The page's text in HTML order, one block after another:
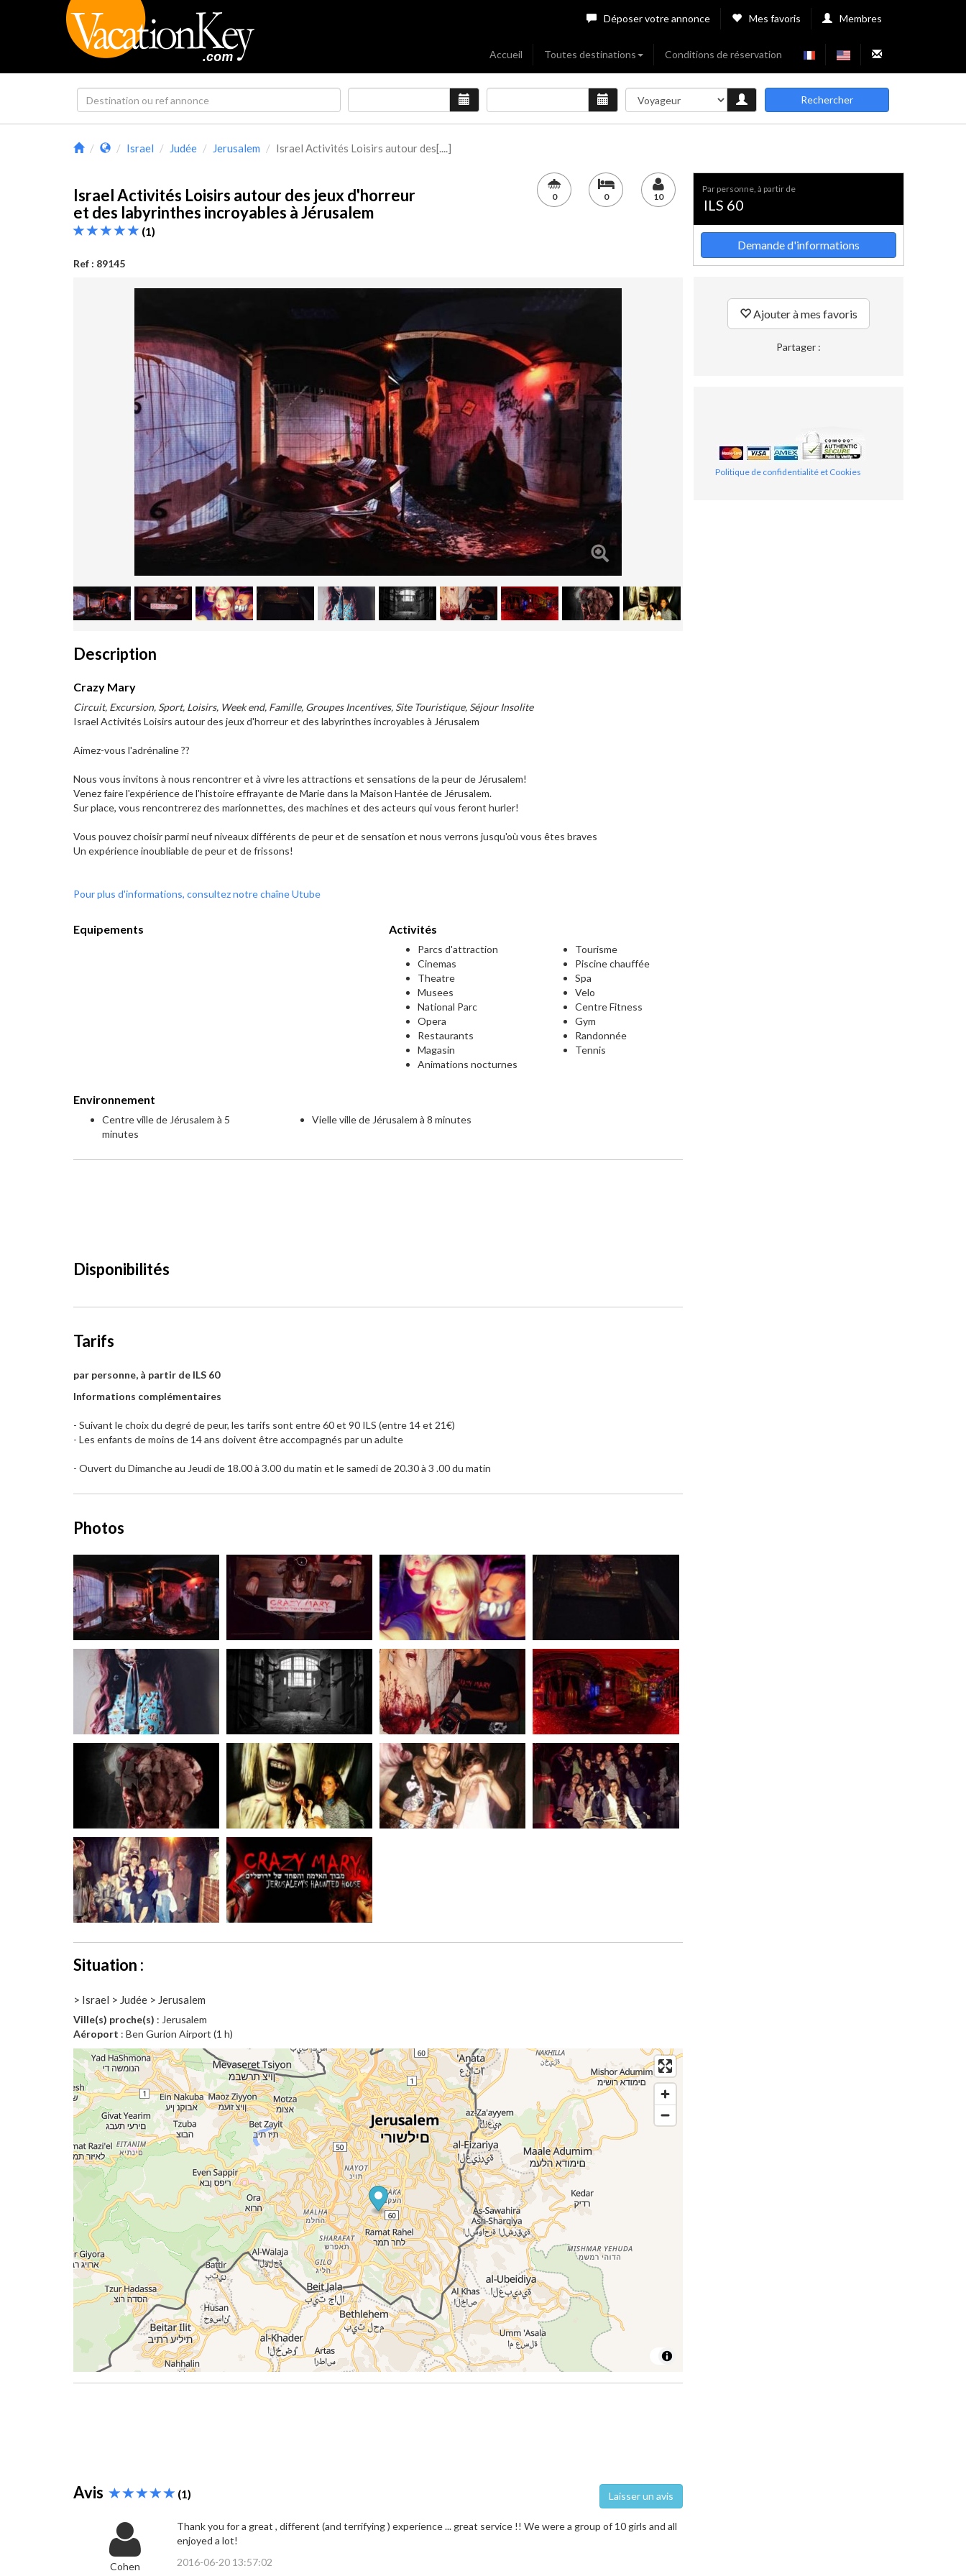
Déposer votre annonce Mes favoris Membres
Accueil Toutes destinations Conditions de réservation
Rechercher
Israel Judée Jerusalem Israel Activités Loisirs autour des[....]
Israel Activités Loisirs autour des jeux d'horreur
et des labyrinthes incroyables à Jérusalem
(1)
Ref : 89145
0 0 10
Description
Crazy Mary
Circuit, Excursion, Sport, Loisirs, Week end, Famille, Groupes Incentives, Site Touristique, Séjour Insolite
Israel Activités Loisirs autour des jeux d'horreur et des labyrinthes incroyables à Jérusalem
Aimez-vous l'adrénaline ??
Nous vous invitons à nous rencontrer et à vivre les attractions et sensations de la peur de Jérusalem!
Venez faire l'expérience de l'histoire effrayante de Marie dans la Maison Hantée de Jérusalem.
Sur place, vous rencontrerez des marionnettes, des machines et des acteurs qui vous feront hurler!
Vous pouvez choisir parmi neuf niveaux différents de peur et de sensation et nous verrons jusqu'où vous êtes braves
Un expérience inoubliable de peur et de frissons!
Pour plus d'informations, consultez notre chaîne Utube
Equipements Activités
Parcs d'attraction
Cinemas
Theatre
Musees
National Parc
Opera
Restaurants
Magasin
Animations nocturnes
Tourisme
Piscine chauffée
Spa
Velo
Centre Fitness
Gym
Randonnée
Tennis
Environnement
Centre ville de Jérusalem à 5
minutes
Vielle ville de Jérusalem à 8 minutes
Disponibilités
Tarifs
par personne, à partir de ILS 60
Informations complémentaires
- Suivant le choix du degré de peur, les tarifs sont entre 60 et 90 ILS (entre 14 et 21€)
- Les enfants de moins de 14 ans doivent être accompagnés par un adulte
- Ouvert du Dimanche au Jeudi de 18.00 à 3.00 du matin et le samedi de 20.30 à 3 .00 du matin
Photos
Situation :
> Israel > Judée > Jerusalem
Ville(s) proche(s) : Jerusalem
Aéroport : Ben Gurion Airport (1 h)
Avis (1) Laisser un avis
Cohen
Thank you for a great , different (and terrifying ) experience ... great service !! We were a group of 10 girls and all
enjoyed a lot!
2016-06-20 13:57:02
par personne, à partir de
ILS 60
Demande d'informations
Ajouter à mes favoris
Partager :
Politique de confidentialité et Cookies